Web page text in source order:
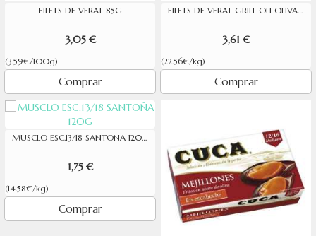
FILETS DE VERAT 85G
3,05 €
(3.59€/100g)
Comprar
FILETS DE VERAT GRILL OLI OLIVA VERGE ISABEL 160G
3,61 €
(22.56€/kg)
Comprar
MUSCLO ESC.13/18 SANTOÑA 120G
1,75 €
(14.58€/kg)
Comprar